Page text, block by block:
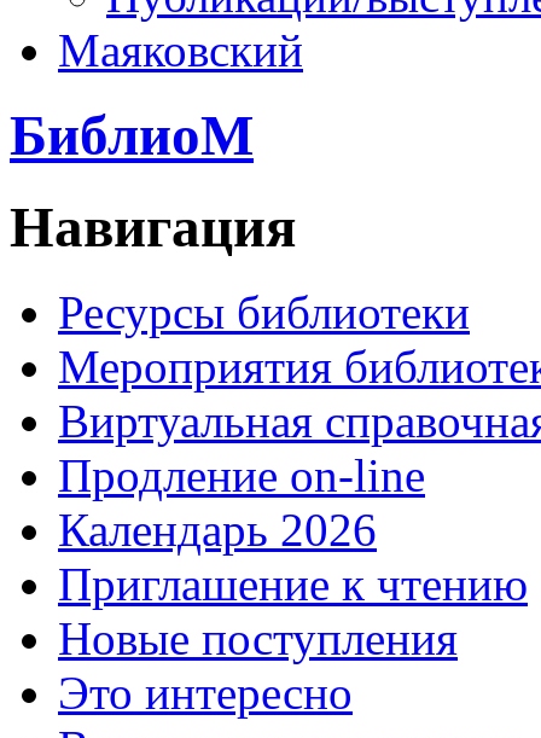
Маяковский
БиблиоМ
Навигация
Ресурсы библиотеки
Мероприятия
Виртуальная
Продление on-line
Календарь 2026
Приглашение к чтению
Новые поступления
Это интересно